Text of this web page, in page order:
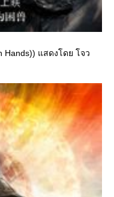
Hands)) แสดงโดย โจว